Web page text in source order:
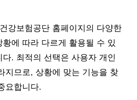
강보험공단 홈페이지의 다양한
에 따라 다르게 활용될 수 있
. 최적의 선택은 사용자 개인
지므로, 상황에 맞는 기능을 찾
요합니다.